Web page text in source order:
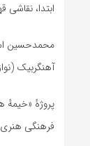
ابتدا،
محمدحسین
آهنگربیک
فرهنگی